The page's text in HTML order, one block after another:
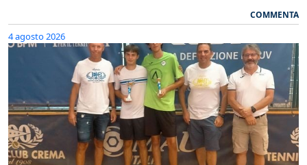
COMMENTA
4 agosto 2026